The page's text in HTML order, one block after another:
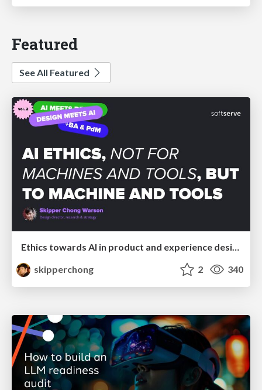
Featured
See All Featured
Ethics towards AI in product and experience design
skipperchong
2 340